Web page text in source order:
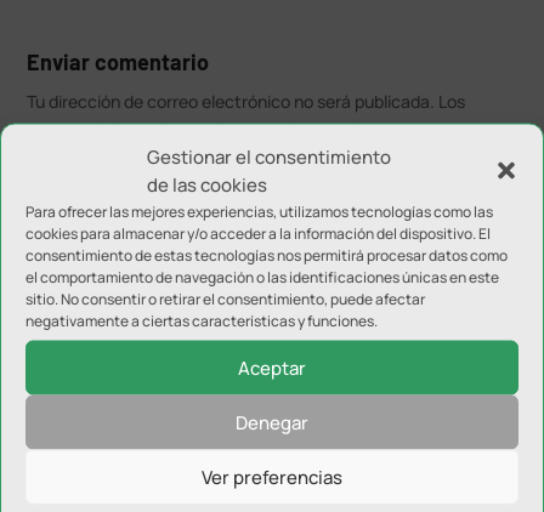
Gestionar el consentimiento
de las cookies
Para ofrecer las mejores experiencias, utilizamos tecnologías como las
cookies para almacenar y/o acceder a la información del dispositivo. El
consentimiento de estas tecnologías nos permitirá procesar datos como
el comportamiento de navegación o las identificaciones únicas en este
sitio. No consentir o retirar el consentimiento, puede afectar
negativamente a ciertas características y funciones.
Aceptar
Denegar
Ver preferencias
Enviar comentario
Tu dirección de correo electrónico no será publicada. Los
campos obligatorios están marcados con*